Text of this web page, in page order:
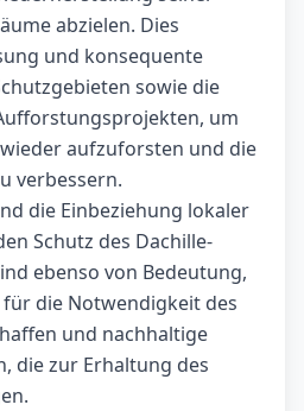
abzielen. Dies
und konsequente
sowie die
um
aufzuforsten und die
verbessern.
die Einbeziehung lokaler
Schutz des Dachille-
ebenso von Bedeutung,
die Notwendigkeit des
und nachhaltige
die zur Erhaltung des